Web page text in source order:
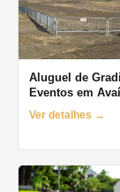
Aluguel de
Eventos em
Ver detalhes →